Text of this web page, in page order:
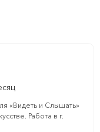
«Видеть и Слышать»
Работа в г.